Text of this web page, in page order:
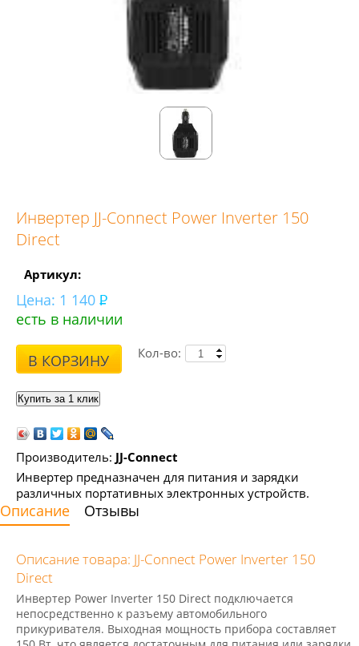
Инвертер JJ-Connect Power Inverter 150
Direct
Артикул:
Цена: 1 140
есть в наличии
В КОРЗИНУ Кол-во:
Производитель: JJ-Connect
Инвертер предназначен для питания и зарядки
различных портативных электронных устройств.
Описание Отзывы
Описание товара: JJ-Connect Power Inverter 150
Direct
Инвертер Power Inverter 150 Direct подключается
непосредственно к разъему автомобильного
прикуривателя. Выходная мощность прибора составляет